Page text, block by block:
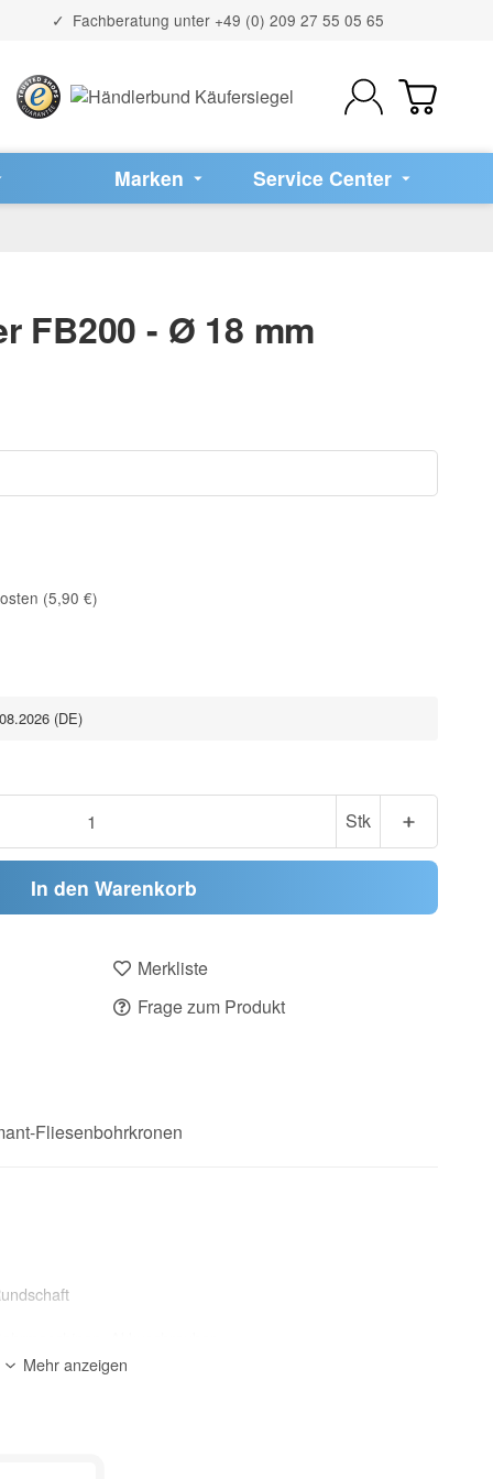
Fachberatung unter +49 (0) 209 27 55 05 65
Marken Service Center
FB200 - Ø 18 mm
(5,90 €)
(DE)
Stk
In den Warenkorb
Merkliste
Frage zum Produkt
Fliesenbohrkronen
Mehr anzeigen